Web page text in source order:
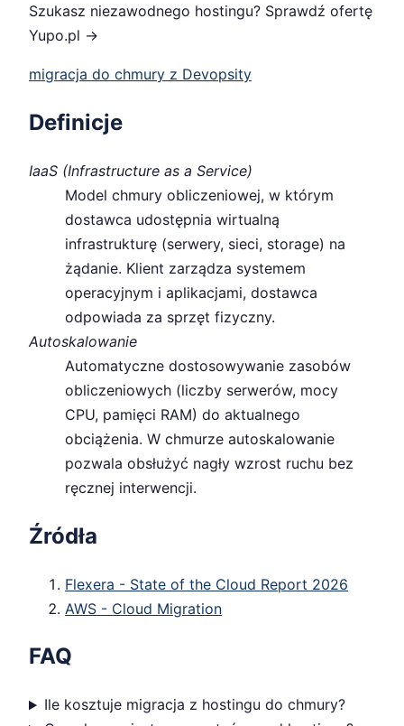
Szukasz niezawodnego hostingu? Sprawdź ofertę
Yupo.pl →
migracja do chmury z Devopsity
Definicje
IaaS (Infrastructure as a Service)
Model chmury obliczeniowej, w którym
dostawca udostępnia wirtualną
infrastrukturę (serwery, sieci, storage) na
żądanie. Klient zarządza systemem
operacyjnym i aplikacjami, dostawca
odpowiada za sprzęt fizyczny.
Autoskalowanie
Automatyczne dostosowywanie zasobów
obliczeniowych (liczby serwerów, mocy
CPU, pamięci RAM) do aktualnego
obciążenia. W chmurze autoskalowanie
pozwala obsłużyć nagły wzrost ruchu bez
ręcznej interwencji.
Źródła
Flexera - State of the Cloud Report 2026
AWS - Cloud Migration
FAQ
Ile kosztuje migracja z hostingu do chmury?